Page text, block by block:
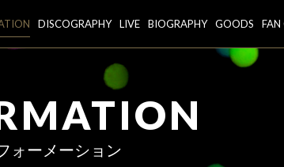
DISCOGRAPHY LIVE BIOGRAPHY GOODS FAN
ォーメーション